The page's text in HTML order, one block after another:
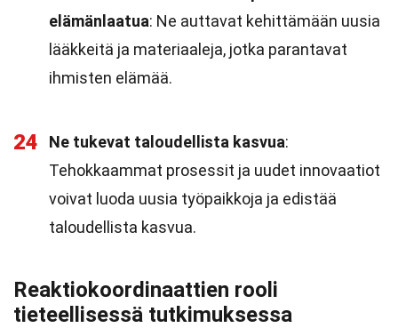
elämänlaatua: Ne auttavat kehittämään uusia
lääkkeitä ja materiaaleja, jotka parantavat
ihmisten elämää.
24 Ne tukevat taloudellista kasvua:
Tehokkaammat prosessit ja uudet innovaatiot
voivat luoda uusia työpaikkoja ja edistää
taloudellista kasvua.
Reaktiokoordinaattien rooli
tieteellisessä tutkimuksessa